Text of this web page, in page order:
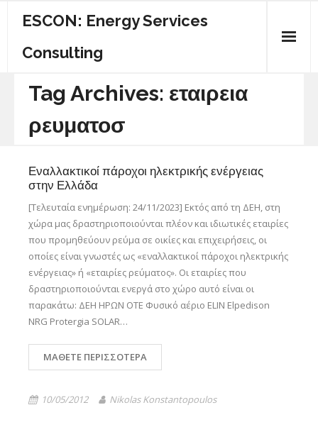
ESCON: Energy Services
Consulting
ΠΟΙΟΙ ΕΙΜΑΣΤΕ
ΚΕΝΤΡΙΚΗ
ΥΠΗΡΕΣΙΕΣ
ΕΠΙΚΟΙΝΩΝΙΑ
Tag Archives: εταιρεια
ρευματοσ
Εναλλακτικοί πάροχοι ηλεκτρικής ενέργειας
στην Ελλάδα
[Τελευταία ενημέρωση: 24/11/2023] Εκτός από τη ΔΕΗ, στη
χώρα μας δραστηριοποιούνται πλέον και ιδιωτικές εταιρίες
που προμηθεύουν ρεύμα σε οικίες και επιχειρήσεις, οι
οποίες είναι γνωστές ως «εναλλακτικοί πάροχοι ηλεκτρικής
ενέργειας» ή «εταιρίες ρεύματος». Οι εταιρίες που
δραστηριοποιούνται ενεργά στο χώρο αυτό είναι οι
παρακάτω: ΔΕΗ ΗΡΩΝ ΟΤΕ Φυσικό αέριο ELIN Elpedison
NRG Protergia SOLAR…
ΜΆΘΕΤΕ ΠΕΡΙΣΣΌΤΕΡΑ
10/05/2012 Nikolas Konstantopoulos